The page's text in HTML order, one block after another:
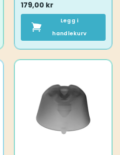
179,00 kr
Legg i
handlekurv